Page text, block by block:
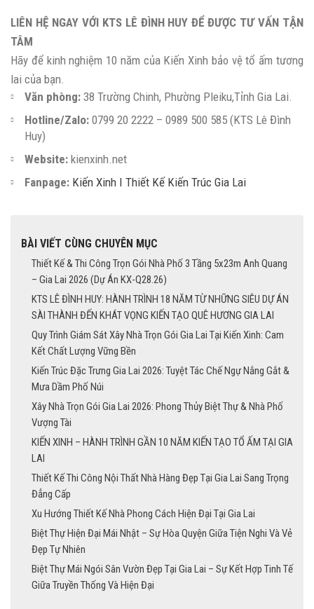
LIÊN HỆ NGAY VỚI KTS LÊ ĐÌNH HUY ĐỂ ĐƯỢC TƯ VẤN TẬN
TÂM
Hãy để kinh nghiệm 10 năm của Kiến Xinh bảo vệ tổ ấm tương
lai của bạn.
Văn phòng: 38 Trường Chinh, Phường Pleiku,Tỉnh Gia Lai.
Hotline/Zalo: 0799 20 2222 – 0989 500 585 (KTS Lê Đình
Huy)
Website: kienxinh.net
Fanpage: Kiến Xinh I Thiết Kế Kiến Trúc Gia Lai
BÀI VIẾT CÙNG CHUYÊN MỤC
Thiết Kế & Thi Công Trọn Gói Nhà Phố 3 Tầng 5x23m Anh Quang
– Gia Lai 2026 (Dự Án KX-Q28.26)
KTS LÊ ĐÌNH HUY: HÀNH TRÌNH 18 NĂM TỪ NHỮNG SIÊU DỰ ÁN
SÀI THÀNH ĐẾN KHÁT VỌNG KIẾN TẠO QUÊ HƯƠNG GIA LAI
Quy Trình Giám Sát Xây Nhà Trọn Gói Gia Lai Tại Kiến Xinh: Cam
Kết Chất Lượng Vững Bền
Kiến Trúc Đặc Trưng Gia Lai 2026: Tuyệt Tác Chế Ngự Nắng Gắt &
Mưa Dầm Phố Núi
Xây Nhà Trọn Gói Gia Lai 2026: Phong Thủy Biệt Thự & Nhà Phố
Vượng Tài
KIẾN XINH – HÀNH TRÌNH GẦN 10 NĂM KIẾN TẠO TỔ ẤM TẠI GIA
LAI
Thiết Kế Thi Công Nội Thất Nhà Hàng Đẹp Tại Gia Lai Sang Trọng
Đẳng Cấp
Xu Hướng Thiết Kế Nhà Phong Cách Hiện Đại Tại Gia Lai
Biệt Thự Hiện Đại Mái Nhật – Sự Hòa Quyện Giữa Tiện Nghi Và Vẻ
Đẹp Tự Nhiên
Biệt Thự Mái Ngói Sân Vườn Đẹp Tại Gia Lai – Sự Kết Hợp Tinh Tế
Giữa Truyền Thống Và Hiện Đại